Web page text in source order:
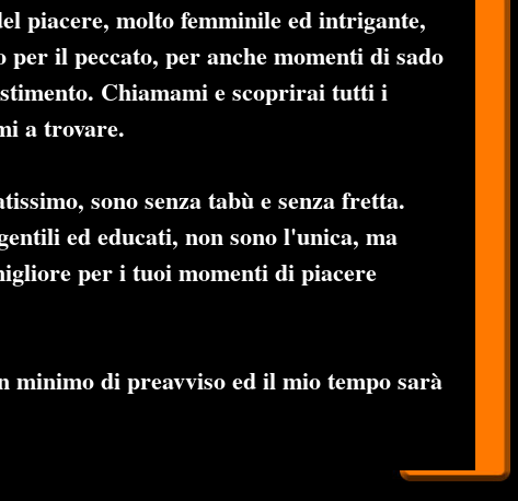
piacere, molto femminile ed intrigante,
per il peccato, per anche momenti disado
Chiamami e scoprirai tutti i
a trovare.
sono senza tabù e senza fretta.
ed educati, non sono l'unica, ma
per i tuoi momenti di piacere
minimo di preavviso ed il mio tempo sarà